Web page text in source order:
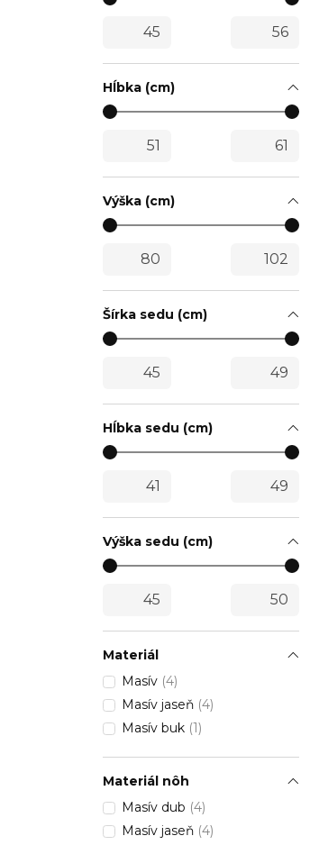
Hĺbka (cm)
Výška (cm)
Šírka sedu (cm)
Hĺbka sedu (cm)
Výška sedu (cm)
Materiál
Masív (4)
Masív jaseň (4)
Masív buk (1)
Materiál nôh
Masív dub (4)
Masív jaseň (4)